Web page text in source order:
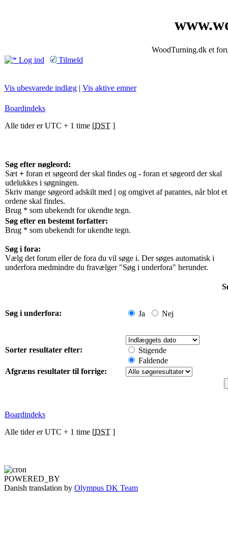
WoodTurning.dk et
Log ind
Tilmeld
Vis ubesvarede indlæg | Vis aktive emner
Boardindeks
Alle tider er UTC + 1 time [DST ]
Søg efter nøgleord:
Sæt + foran et søgeord der skal findes og - foran et søgeord der skal
udelukkes i søgningen.
Skriv mange søgeord adskilt med | og omgivet af parantes, når blot
ordene skal findes.
Brug * som ubekendt for ukendte tegn.
Søg efter en bestemt forfatter:
Brug * som ubekendt for ukendte tegn.
Søg i fora:
Vælg det forum eller de fora du vil søge i. Der søges automatisk i
underfora medmindre du fravælger "Søg i underfora" herunder.
Søg i underfora: Ja Nej
Sorter resultater efter:
Stigende
Faldende
Afgræns resultater til forrige:
Boardindeks
Alle tider er UTC + 1 time [DST ]
POWERED_BY
Danish translation by Olympus DK Team